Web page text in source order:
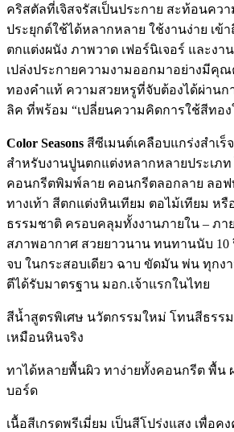
คริสตัลที่เจิสจรัสเป็นประกาย สะท้อนคว
ประยุกต์ใช้ได้หลากหลาย ใช้งานง่าย เข้
ตกแต่งผนัง ภาพวาด เฟอร์นิเจอร์ และงา
เปล่งประกายความงามออกมาอย่างมีคุ
ทองคำแท้ ความสวยหรูที่จับต้องได้ผ่านก
ลิค ที่พร้อม “เปลี่ยนความคิดการใช้สีทอง
Color Seasons สีซีเมนต์เคลือบแกร่งสำเ
สำหรับงานปูนตกแต่งหลากหลายประเภท
คอนกรีตพิมพ์ลาย คอนกรีตลอกลาย ลอฟ
ทางเท้า สีตกแต่งหินเทียม ตอไม้เทียม หรื
ธรรมชาติ ครอบคลุมทั้งงานภายใน – ภ
สภาพอากาศ สวยยาวนาน ทนทานนับ 10
จบ ในกระสอบเดียว ฉาบ ขัดมัน พ่น ทุกง
ตีได้รับมาตรฐาน มอก.เจ้าแรกในไทย
สีน้ำสูตรพิเศษ นวัตกรรมใหม่ โทนสีธรร
เหมือนหินจริง
ทาได้หลายพื้นผิว ทาง่ายทั้งคอนกรีต พื้น
บอร์ด
เนื้อสีเกรดพรีเมี่ยม เป็นสีโปร่งแสง เพื่อค